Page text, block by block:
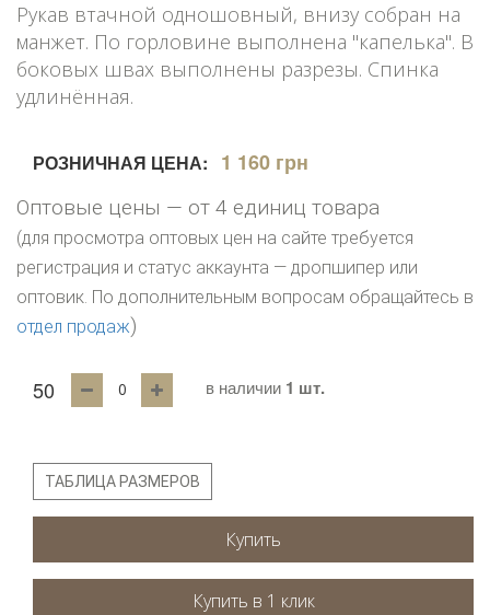
Рукав втачной одношовный, внизу собран на
манжет. По горловине выполнена "капелька". В
боковых швах выполнены разрезы. Спинка
удлинённая.
РОЗНИЧНАЯ ЦЕНА: 1 160 грн
Оптовые цены — от 4 единиц товара
(для просмотра оптовых цен на сайте требуется
регистрация и статус аккаунта — дропшипер или
оптовик. По дополнительным вопросам обращайтесь в
отдел продаж)
50 в наличии 1 шт.
ТАБЛИЦА РАЗМЕРОВ
Купить